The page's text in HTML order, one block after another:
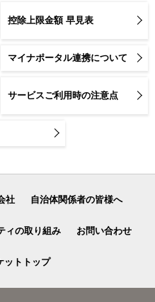
控除上限金額 早見表
マイナポータル連携について
サービスご利用時の注意点
社 自治体関係者の皆様へ
ィの取り組み お問い合わせ
ットトップ